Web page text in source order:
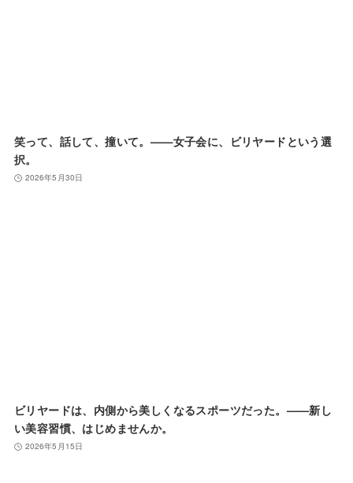
笑って、話して、撞いて。——女子会に、ビリヤードという選
択。
2026年5月30日
ビリヤードは、内側から美しくなるスポーツだった。——新し
い美容習慣、はじめませんか。
2026年5月15日